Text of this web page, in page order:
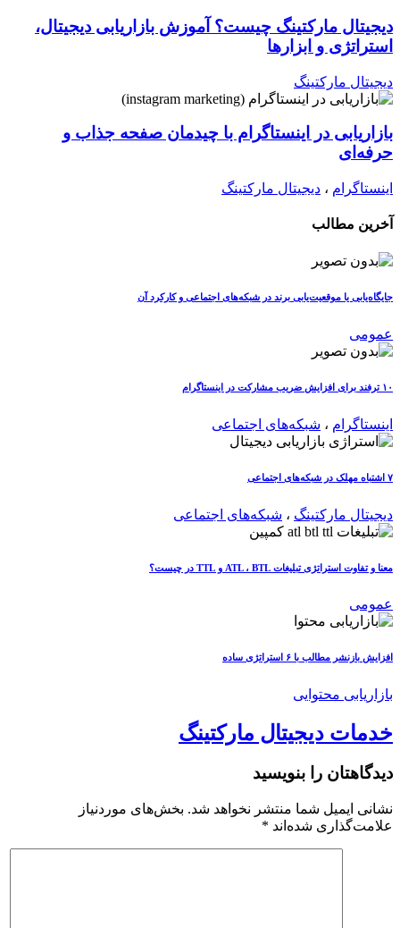
دیجیتال مارکتینگ چیست؟ آموزش بازاریابی دیجیتال،
استراتژی و ابزارها
دیجیتال مارکتینگ
بازاریابی در اینستاگرام با چیدمان صفحه جذاب و
حرفه‌ای
اینستاگرام ، دیجیتال مارکتینگ
آخرین مطالب
جایگاه‌یابی یا موقعیت‌یابی برند در شبکه‌های اجتماعی و کارکرد آن
عمومی
۱۰ ترفند برای افزایش ضریب مشارکت در اینستاگرام
اینستاگرام ، شبکه‌های اجتماعی
۷ اشتباه مهلک در شبکه‌های اجتماعی
دیجیتال مارکتینگ ، شبکه‌های اجتماعی
معنا و تفاوت استراتژی تبلیغات ATL ، BTL و TTL در چیست؟
عمومی
افزایش بازنشر مطالب با ۶ استراتژی ساده
بازاریابی محتوایی
خدمات دیجیتال مارکتینگ
دیدگاهتان را بنویسید
نشانی ایمیل شما منتشر نخواهد شد. بخش‌های موردنیاز
علامت‌گذاری شده‌اند *